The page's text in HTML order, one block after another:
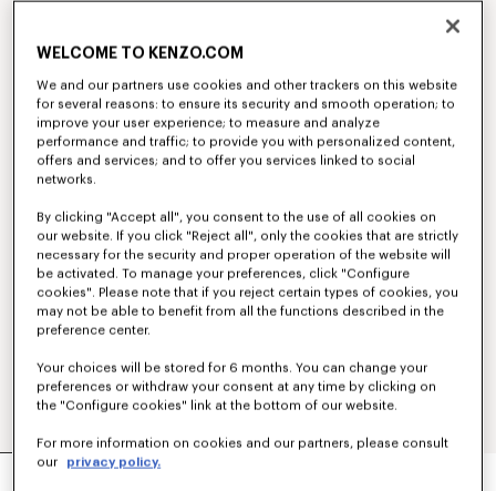
POLO ENTALLADO DE ALGODÓN BORDADO
WELCOME TO KENZO.COM
We and our partners use cookies and other trackers on this website
for several reasons: to ensure its security and smooth operation; to
improve your user experience; to measure and analyze
performance and traffic; to provide you with personalized content,
offers and services; and to offer you services linked to social
networks.
By clicking "Accept all", you consent to the use of all cookies on
our website. If you click "Reject all", only the cookies that are strictly
necessary for the security and proper operation of the website will
be activated. To manage your preferences, click "Configure
cookies". Please note that if you reject certain types of cookies, you
may not be able to benefit from all the functions described in the
preference center.
Your choices will be stored for 6 months. You can change your
preferences or withdraw your consent at any time by clicking on
the "Configure cookies" link at the bottom of our website.
For more information on cookies and our partners, please consult
our
privacy policy.